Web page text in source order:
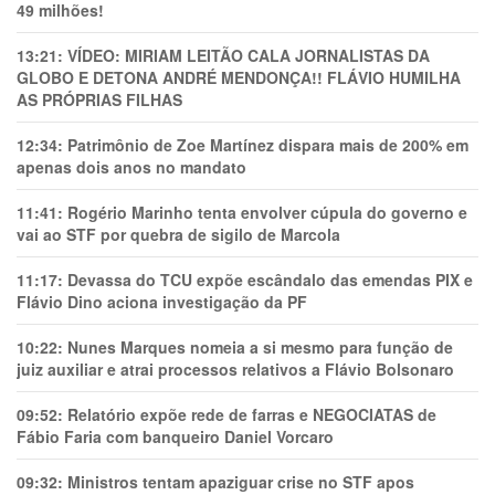
49 milhões!
13:21: VÍDEO: MIRIAM LEITÃO CALA JORNALISTAS DA
GLOBO E DETONA ANDRÉ MENDONÇA!! FLÁVIO HUMILHA
AS PRÓPRIAS FILHAS
12:34: Patrimônio de Zoe Martínez dispara mais de 200% em
apenas dois anos no mandato
11:41: Rogério Marinho tenta envolver cúpula do governo e
vai ao STF por quebra de sigilo de Marcola
11:17: Devassa do TCU expõe escândalo das emendas PIX e
Flávio Dino aciona investigação da PF
10:22: Nunes Marques nomeia a si mesmo para função de
juiz auxiliar e atrai processos relativos a Flávio Bolsonaro
09:52: Relatório expõe rede de farras e NEGOCIATAS de
Fábio Faria com banqueiro Daniel Vorcaro
09:32: Ministros tentam apaziguar crise no STF apos